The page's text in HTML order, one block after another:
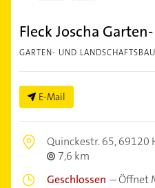
Fleck Joscha
GARTEN- UND LANDSCHAFTSBAU
E-Mail
Quinckestr. 65,69120
7,6 km
Geschlossen –Öffnet